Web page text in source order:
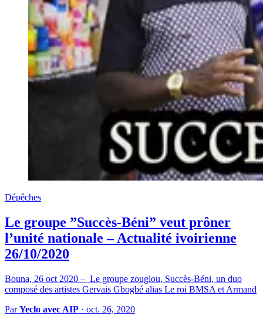
Dépêches
Le groupe ”Succès-Béni” veut prôner
l’unité nationale – Actualité ivoirienne
26/10/2020
Bouna, 26 oct 2020 – Le groupe zouglou, Succès-Béni, un duo
composé des artistes Gervais Gbogbé alias Le roi BMSA et Armand
ParYeclo avec AIP · oct. 26, 2020